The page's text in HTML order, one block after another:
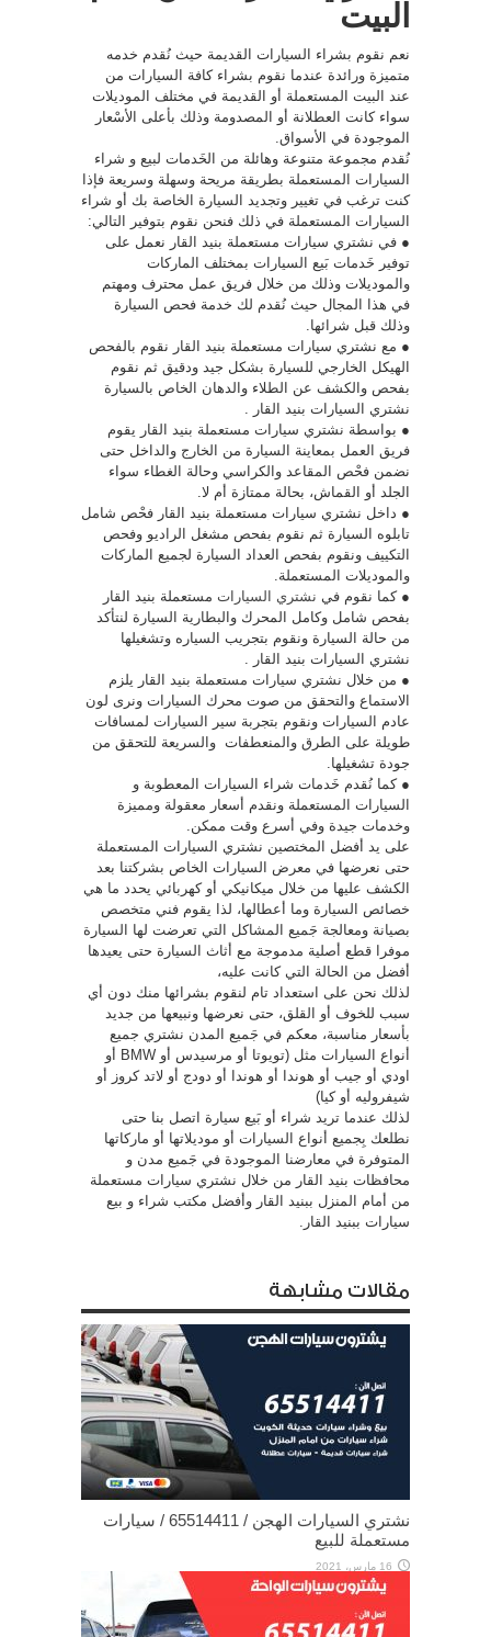
البيت
نعم نقوم بشراء السيارات القديمة حيث نُقدم خدمه
متميزة ورائدة عندما نقوم بشراء كافة السيارات من
عند البيت المستعملة أو القديمة في مختلف الموديلات
سواء كانت العطلانة أو المصدومة وذلك بأعلى الأسْعار
الموجودة في الأسواق.
نُقدم مجموعة متنوعة وهائلة من الخَدمات لبيع و شراء
السيارات المستعملة بطريقة مريحة وسهلة وسريعة فإذا
كنت ترغب في تغيير وتجديد السيارة الخاصة بك أو شراء
السيارات المستعملة في ذلك فنحن نقوم بتوفير التالي:
● في نشتري سيارات مستعملة بنيد القار نعمل على
توفير خَدمات بَيع السيارات بمختلف الماركات
والموديلات وذلك من خلال فريق عمل محترف ومهتم
في هذا المجال حيث نُقدم لك خدمة فحص السيارة
وذلك قبل شرائها.
● مع نشتري سيارات مستعملة بنيد القار نقوم بالفحص
الهيكل الخارجي للسيارة بشكل جيد ودقيق ثم نقوم
بفحص والكشف عن الطلاء والدهان الخاص بالسيارة
نشتري السيارات بنيد القار .
● بواسطة نشتري سيارات مستعملة بنيد القار يقوم
فريق العمل بمعاينة السيارة من الخارج والداخل حتى
نضمن فحْص المقاعد والكراسي وحالة الغطاء سواء
الجلد أو القماش، بحالة ممتازة أم لا.
● داخل نشتري سيارات مستعملة بنيد القار فحْص شامل
تابلوه السيارة ثم نقوم بفحص مشغل الراديو وفحص
التكييف ونقوم بفحص العداد السيارة لجميع الماركات
والموديلات المستعملة.
● كما نقوم في نشتري السيارات مستعملة بنيد القار
بفحص شامل وكامل المحرك والبطارية السيارة لنتأكد
من حالة السيارة ونقوم بتجريب السياره وتشغيلها
نشتري السيارات بنيد القار .
● من خلال نشتري سيارات مستعملة بنيد القار يلزم
الاستماع والتحقق من صوت محرك السيارات ونرى لون
عادم السيارات ونقوم بتجربة سير السيارات لمسافات
طويلة على الطرق والمنعطفات والسريعة للتحقق من
جودة تشغيلها.
● كما نُقدم خَدمات شراء السيارات المعطوبة و
السيارات المستعملة ونقدم أسعار معقولة ومميزة
وخدمات جيدة وفي أسرع وقت ممكن.
على يد أفضل المختصين نشتري السيارات المستعملة
حتى نعرضها في معرض السيارات الخاص بشركتنا بعد
الكشف عليها من خلال ميكانيكي أو كهربائي يحدد ما هي
خصائص السيارة وما أعطالها، لذا يقوم فني متخصص
بصيانة ومعالجة جَميع المشاكل التي تعرضت لها السيارة
موفرا قطع أصلية مدموجة مع أثاث السيارة حتى يعيدها
أفضل من الحالة التي كانت عليه،
لذلك نحن على استعداد تام لنقوم بشرائها منك دون أي
سبب للخوف أو القلق، حتى نعرضها ونبيعها من جديد
بأسعار مناسبة، معكم في جَميع المدن نشتري جميع
أنواع السيارات مثل (تويوتا أو مرسيدس أو BMW أو
اودي أو جيب أو هوندا أو هوندا أو دودج أو لاتد كروز أو
شيفروليه أو كيا)
لذلك عندما تريد شراء أو بَيع سيارة اتصل بنا حتى
نطلعك بِجميع أنواع السيارات أو موديلاتها أو ماركاتها
المتوفرة في معارضنا الموجودة في جَميع مدن و
محافظات بنيد القار من خلال نشتري سيارات مستعملة
من أمام المنزل ببنيد القار وأفضل مكتب شراء و بيع
سيارات ببنيد القار.
مقالات مشابهة
نشتري السيارات الهجن / 65514411 / سيارات
مستعملة للبيع
16 مارس، 2021